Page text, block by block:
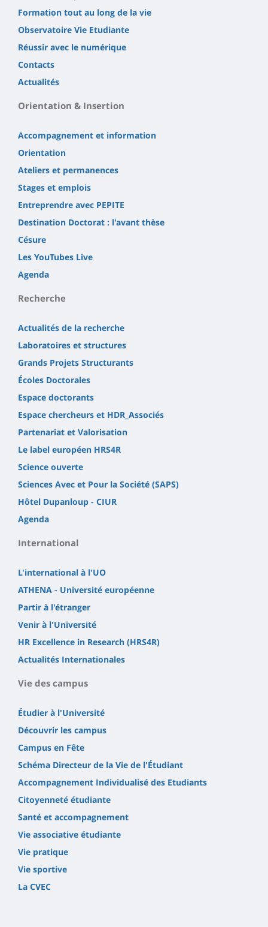
Formation tout au long de la vie
Observatoire Vie Etudiante
Réussir avec le numérique
Contacts
Actualités
Orientation & Insertion
Accompagnement et information
Orientation
Ateliers et permanences
Stages et emplois
Entreprendre avec PEPITE
Destination Doctorat : l'avant thèse
Césure
Les YouTubes Live
Agenda
Recherche
Actualités de la recherche
Laboratoires et structures
Grands Projets Structurants
Écoles Doctorales
Espace doctorants
Espace chercheurs et HDR_Associés
Partenariat et Valorisation
Le label européen HRS4R
Science ouverte
Sciences Avec et Pour la Société (SAPS)
Hôtel Dupanloup - CIUR
Agenda
International
L'international à l'UO
ATHENA - Université européenne
Partir à l'étranger
Venir à l'Université
HR Excellence in Research (HRS4R)
Actualités Internationales
Vie des campus
Étudier à l'Université
Découvrir les campus
Campus en Fête
Schéma Directeur de la Vie de l'Étudiant
Accompagnement Individualisé des Etudiants
Citoyenneté étudiante
Santé et accompagnement
Vie associative étudiante
Vie pratique
Vie sportive
La CVEC